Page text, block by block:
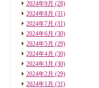
2024年9月 (28)
2024年8月 (31)
2024年7月 (31)
2024年6月 (30)
2024年5月 (29)
2024年4月 (30)
2024年3月 (30)
2024年2月 (29)
2024年1月 (31)